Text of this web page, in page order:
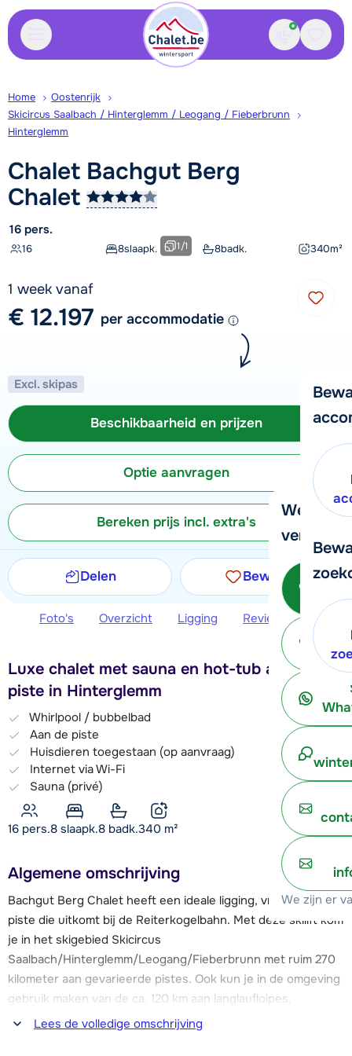
Contact
We
verder!
We zijn er
Home
Oostenrijk
Skicircus Saalbach / Hinterglemm / Leogang / Fieberbrunn
Hinterglemm
Chalet Bachgut Berg
Chalet
16 pers.
16 8slaapk. 8badk. 340m²
1/1
1 week vanaf
€ 12.197 per accommodatie
Excl. skipas
Beschikbaarheid en prijzen
Optie aanvragen
Bereken prijs incl. extra's
Delen Bewaren
Foto's Overzicht Ligging Reviews
Luxe chalet met sauna en hot-tub aan de
piste in Hinterglemm
Whirlpool / bubbelbad
Aan de piste
Huisdieren toegestaan (op aanvraag)
Internet via Wi-Fi
Sauna (privé)
16 pers.8 slaapk.8 badk.340 m²
Algemene omschrijving
Bachgut Berg Chalet heeft een ideale ligging, vrijwel aan de
piste die uitkomt bij de Reiterkogelbahn. Met deze skilift kom
je in het skigebied Skicircus
Saalbach/Hinterglemm/Leogang/Fieberbrunn met ruim 270
kilometer aan gevarieerde pistes. Ook kun je in de omgeving
gebruik maken van de ca. 120 km aan langlaufloipes.
Lees de volledige omschrijving